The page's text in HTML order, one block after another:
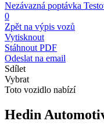
Nezávazná poptávka
0
Zpět na výpis vozů
Vytisknout
Stáhnout PDF
Odeslat na email
Sdílet
Vybrat
Toto vozidlo nabízí
Hedin